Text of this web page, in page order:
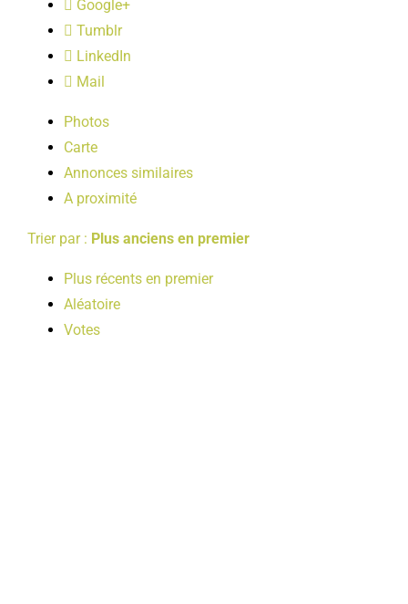
PUBLICATIONS
Google+
Tumblr
LinkedIn
Mail
Photos
Carte
Annonces similaires
A proximité
Trier par : Plus anciens en premier
Plus récents en premier
Aléatoire
Votes